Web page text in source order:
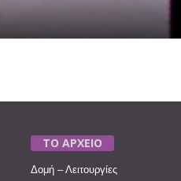
ΤΟ ΑΡΧΕΙΟ
Δομή – Λειτουργίες